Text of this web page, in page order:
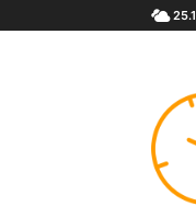
25.1